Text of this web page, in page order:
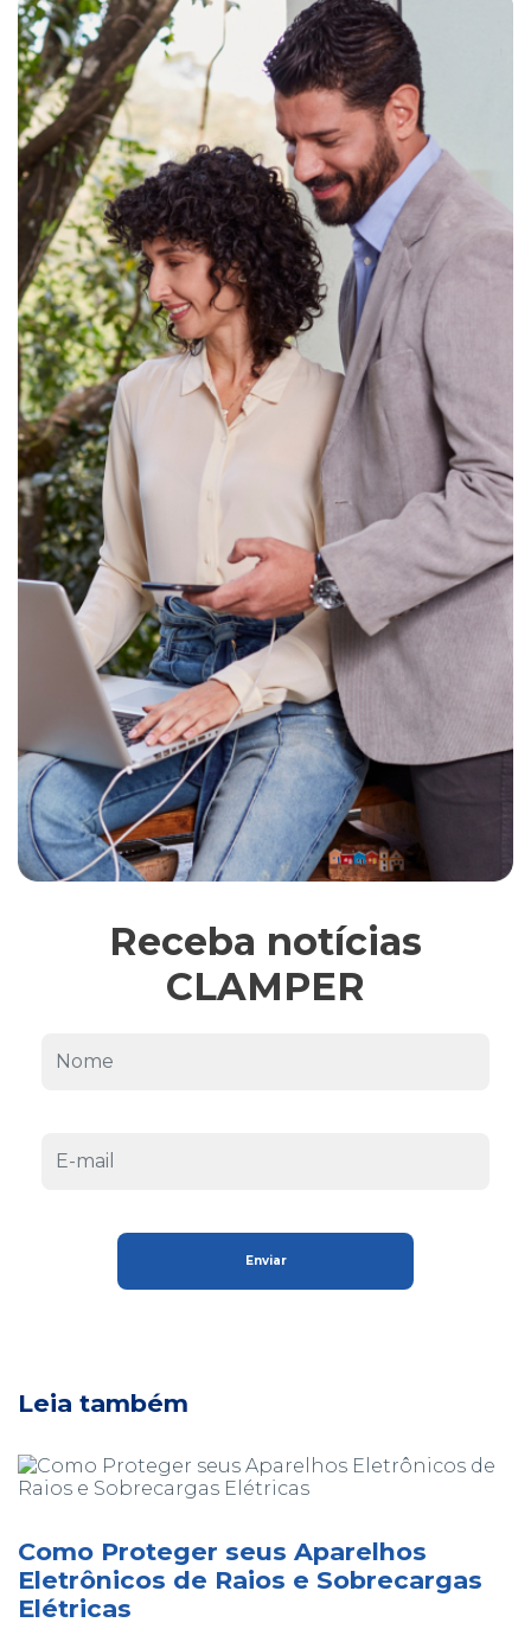
Receba notícias
CLAMPER
Leia também
Como Proteger seus Aparelhos
Eletrônicos de Raios e Sobrecargas
Elétricas